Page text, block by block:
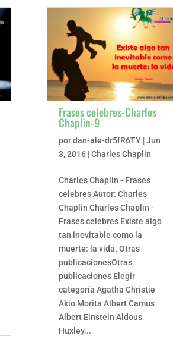
Frases celebres-Charles
Chaplin-9
pordan-ale-dr5fR6TY |Jun
3, 2016 |Charles Chaplin
Charles Chaplin - Frases
celebres Autor: Charles
Chaplin Charles Chaplin -
Frases celebres Existe algo
tan inevitable como la
muerte: la vida. Otras
publicacionesOtras
publicaciones Elegir
categoría Agatha Christie
Akio Morita Albert Camus
Albert Einstein Aldous
Huxley...